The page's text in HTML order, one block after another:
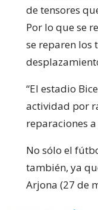
de tensores
Por lo que se
se reparen los
“El estadio
actividad por
reparaciones
No sólo el
también, ya
Arjona (27 de